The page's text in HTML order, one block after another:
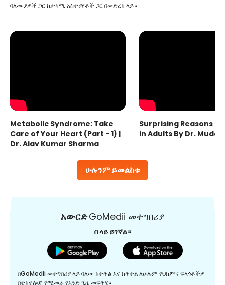
ሁሉንም ይመልከቱ
ባለሙያዎች ጋር ከታካሚ አስተያየቶች ጋር በመድረክ ላይ።
Metabolic Syndrome: Take
Care of Your Heart (Part - 1) |
Dr. Ajay Kumar Sharma
Surprising Reasons
in Adults By Dr.
አውርድGoMedii መተግበሪያ
በ ላይ ይገኛል።
በGoMedii መተግበሪያ ላይ ባለው ክትትል እና ክትትል ለሁሉም የህክምና ፍላጎቶችዎ
በቴክኖሎጂ የሚመራ የአንድ ጊዜ መፍትሄ።